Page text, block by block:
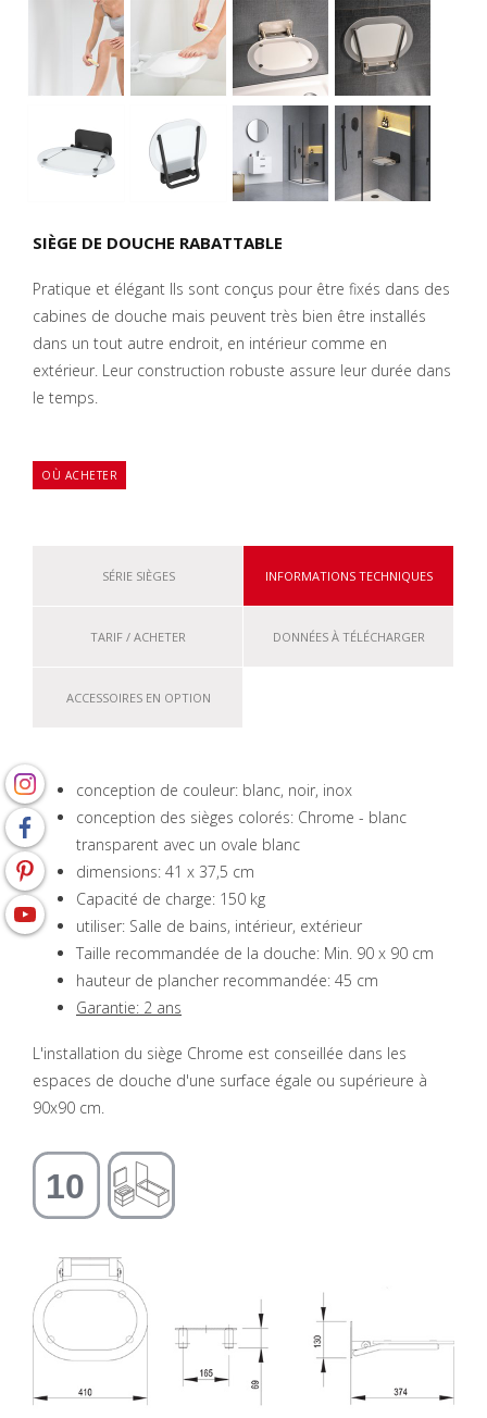
SIÈGE DE DOUCHE RABATTABLE
Pratique et élégant Ils sont conçus pour être fixés dans des
cabines de douche mais peuvent très bien être installés
dans un tout autre endroit, en intérieur comme en
extérieur. Leur construction robuste assure leur durée dans
le temps.
OÙ ACHETER
SÉRIE SIÈGES INFORMATIONS TECHNIQUES
TARIF / ACHETER DONNÉES À TÉLÉCHARGER
ACCESSOIRES EN OPTION
conception de couleur: blanc, noir, inox
conception des sièges colorés: Chrome - blanc
transparent avec un ovale blanc
dimensions: 41 x 37,5 cm
Capacité de charge: 150 kg
utiliser: Salle de bains, intérieur, extérieur
Taille recommandée de la douche: Min. 90 x 90 cm
hauteur de plancher recommandée: 45 cm
Garantie: 2 ans
L'installation du siège Chrome est conseillée dans les
espaces de douche d'une surface égale ou supérieure à
90x90 cm.